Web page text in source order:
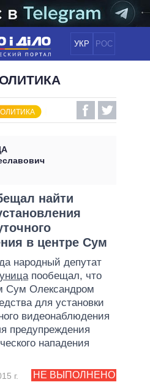
УКР РОС
ПОЛИТИКА
ЭКОНОМИКА
МИР
ПОЛИТИКОВ
найти
в центре Сум
народный депутат
пообещал, что
Сум Олександром
для установки
видеонаблюдения
предупреждения
нападения
НЕ ВЫПОЛНЕНО
г.